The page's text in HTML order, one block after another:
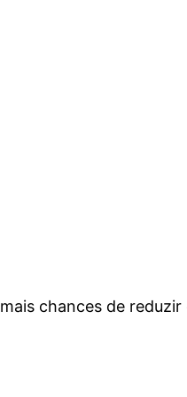
mais chances de reduzir